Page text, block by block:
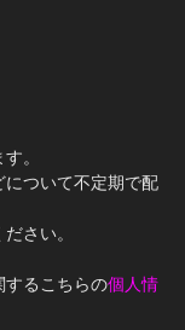
。
について不定期で配
さい。
するこちらの個人情